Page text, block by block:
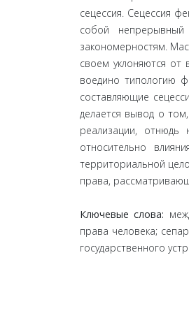
сецессия. Сецессия
собой непрерывный
закономерностям.
своем уклоняются от
воедино типологию
составляющие
делается вывод о
реализации,
относительно
территориальной
права,
Ключевые слова:
права человека;
государственного